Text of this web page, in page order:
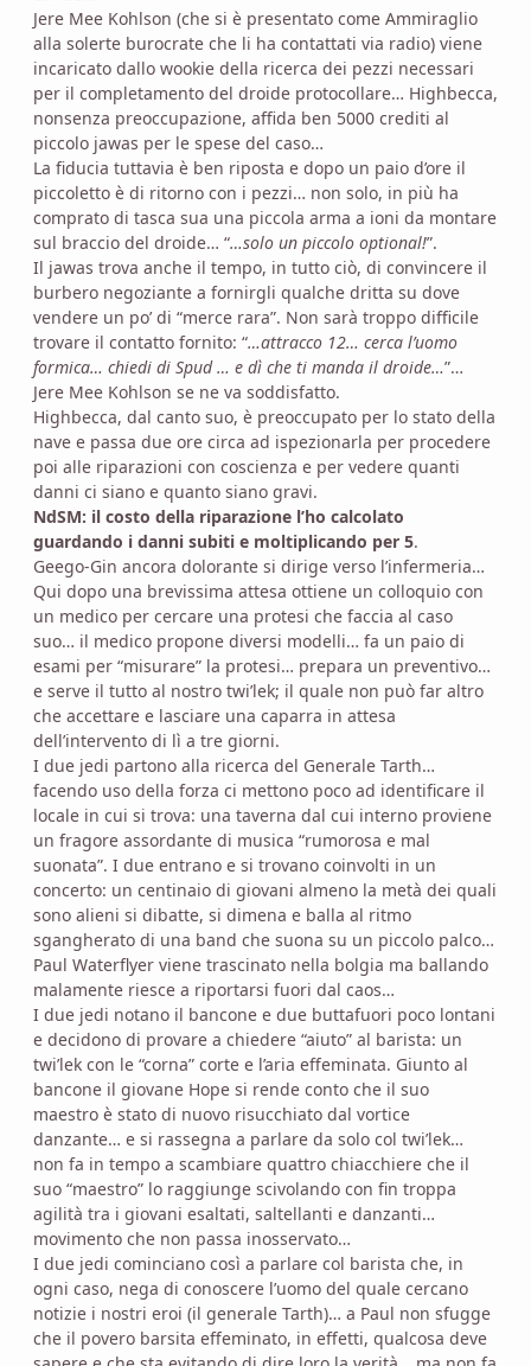
Jere Mee Kohlson (che si è presentato come Ammiraglio
alla solerte burocrate che li ha contattati via radio) viene
incaricato dallo wookie della ricerca dei pezzi necessari
per il completamento del droide protocollare… Highbecca,
nonsenza preoccupazione, affida ben 5000 crediti al
piccolo jawas per le spese del caso…
La fiducia tuttavia è ben riposta e dopo un paio d’ore il
piccoletto è di ritorno con i pezzi… non solo, in più ha
comprato di tasca sua una piccola arma a ioni da montare
sul braccio del droide… “…solo un piccolo optional!”.
Il jawas trova anche il tempo, in tutto ciò, di convincere il
burbero negoziante a fornirgli qualche dritta su dove
vendere un po’ di “merce rara”. Non sarà troppo difficile
trovare il contatto fornito: “…attracco 12… cerca l’uomo
formica… chiedi di Spud … e dì che ti manda il droide…”…
Jere Mee Kohlson se ne va soddisfatto.
Highbecca, dal canto suo, è preoccupato per lo stato della
nave e passa due ore circa ad ispezionarla per procedere
poi alle riparazioni con coscienza e per vedere quanti
danni ci siano e quanto siano gravi.
NdSM: il costo della riparazione l’ho calcolato
guardando i danni subiti e moltiplicando per 5.
Geego-Gin ancora dolorante si dirige verso l’infermeria…
Qui dopo una brevissima attesa ottiene un colloquio con
un medico per cercare una protesi che faccia al caso
suo… il medico propone diversi modelli… fa un paio di
esami per “misurare” la protesi… prepara un preventivo…
e serve il tutto al nostro twi’lek; il quale non può far altro
che accettare e lasciare una caparra in attesa
dell’intervento di lì a tre giorni.
I due jedi partono alla ricerca del Generale Tarth…
facendo uso della forza ci mettono poco ad identificare il
locale in cui si trova: una taverna dal cui interno proviene
un fragore assordante di musica “rumorosa e mal
suonata”. I due entrano e si trovano coinvolti in un
concerto: un centinaio di giovani almeno la metà dei quali
sono alieni si dibatte, si dimena e balla al ritmo
sgangherato di una band che suona su un piccolo palco…
Paul Waterflyer viene trascinato nella bolgia ma ballando
malamente riesce a riportarsi fuori dal caos…
I due jedi notano il bancone e due buttafuori poco lontani
e decidono di provare a chiedere “aiuto” al barista: un
twi’lek con le “corna” corte e l’aria effeminata. Giunto al
bancone il giovane Hope si rende conto che il suo
maestro è stato di nuovo risucchiato dal vortice
danzante… e si rassegna a parlare da solo col twi’lek…
non fa in tempo a scambiare quattro chiacchiere che il
suo “maestro” lo raggiunge scivolando con fin troppa
agilità tra i giovani esaltati, saltellanti e danzanti…
movimento che non passa inosservato…
I due jedi cominciano così a parlare col barista che, in
ogni caso, nega di conoscere l’uomo del quale cercano
notizie i nostri eroi (il generale Tarth)… a Paul non sfugge
che il povero barsita effeminato, in effetti, qualcosa deve